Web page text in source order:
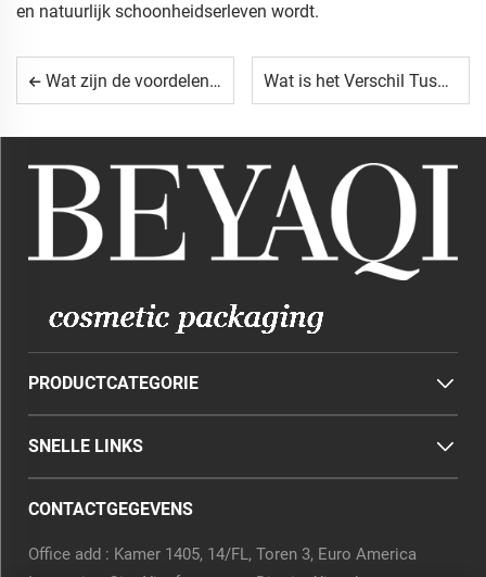
en natuurlijk schoonheidserleven wordt.
Wat zijn de voordelen van aluminium flessen voor cosmetische serum? Wat is het Verschil Tussen een Cosmetische Tube en een Plastic Pot?
PRODUCTCATEGORIE
SNELLE LINKS
CONTACTGEGEVENS
Office add : Kamer 1405, 14/FL, Toren 3, Euro America